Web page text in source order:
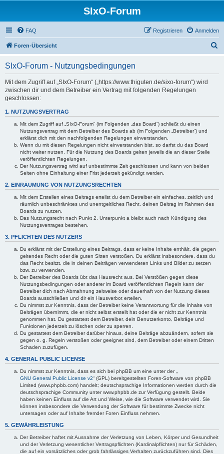
SIxO-Forum
FAQ Anmelden
Registrieren
Foren-Übersicht
SIxO-Forum - Nutzungsbedingungen
Mit dem Zugriff auf „SIxO-Forum“ („https://www.thiguten.de/sixo-forum“) wird
zwischen dir und dem Betreiber ein Vertrag mit folgenden Regelungen
geschlossen:
1. NUTZUNGSVERTRAG
Mit dem Zugriff auf „SIxO-Forum“ (im Folgenden „das Board“) schließt du einen
Nutzungsvertrag mit dem Betreiber des Boards ab (im Folgenden „Betreiber“) und
erklärst dich mit den nachfolgenden Regelungen einverstanden.
Wenn du mit diesen Regelungen nicht einverstanden bist, so darfst du das Board
nicht weiter nutzen. Für die Nutzung des Boards gelten jeweils die an dieser Stelle
veröffentlichten Regelungen.
Der Nutzungsvertrag wird auf unbestimmte Zeit geschlossen und kann von beiden
Seiten ohne Einhaltung einer Frist jederzeit gekündigt werden.
2. EINRÄUMUNG VON NUTZUNGSRECHTEN
Mit dem Erstellen eines Beitrags erteilst du dem Betreiber ein einfaches, zeitlich und
räumlich unbeschränktes und unentgeltliches Recht, deinen Beitrag im Rahmen des
Boards zu nutzen.
Das Nutzungsrecht nach Punkt 2, Unterpunkt a bleibt auch nach Kündigung des
Nutzungsvertrages bestehen.
3. PFLICHTEN DES NUTZERS
Du erklärst mit der Erstellung eines Beitrags, dass er keine Inhalte enthält, die gegen
geltendes Recht oder die guten Sitten verstoßen. Du erklärst insbesondere, dass du
das Recht besitzt, die in deinen Beiträgen verwendeten Links und Bilder zu setzen
bzw. zu verwenden.
Der Betreiber des Boards übt das Hausrecht aus. Bei Verstößen gegen diese
Nutzungsbedingungen oder anderer im Board veröffentlichten Regeln kann der
Betreiber dich nach Abmahnung zeitweise oder dauerhaft von der Nutzung dieses
Boards ausschließen und dir ein Hausverbot erteilen.
Du nimmst zur Kenntnis, dass der Betreiber keine Verantwortung für die Inhalte von
Beiträgen übernimmt, die er nicht selbst erstellt hat oder die er nicht zur Kenntnis
genommen hat. Du gestattest dem Betreiber, dein Benutzerkonto, Beiträge und
Funktionen jederzeit zu löschen oder zu sperren.
Du gestattest dem Betreiber darüber hinaus, deine Beiträge abzuändern, sofern sie
gegen o. g. Regeln verstoßen oder geeignet sind, dem Betreiber oder einem Dritten
Schaden zuzufügen.
4. GENERAL PUBLIC LICENSE
Du nimmst zur Kenntnis, dass es sich bei phpBB um eine unter der „
GNU General Public License v2“ (GPL) bereitgestellten Foren-Software von phpBB
Limited (www.phpbb.com) handelt; deutschsprachige Informationen werden durch die
deutschsprachige Community unter www.phpbb.de zur Verfügung gestellt. Beide
haben keinen Einfluss auf die Art und Weise, wie die Software verwendet wird. Sie
können insbesondere die Verwendung der Software für bestimmte Zwecke nicht
untersagen oder auf Inhalte fremder Foren Einfluss nehmen.
5. GEWÄHRLEISTUNG
Der Betreiber haftet mit Ausnahme der Verletzung von Leben, Körper und Gesundheit
und der Verletzung wesentlicher Vertragspflichten (Kardinalpflichten) nur für Schäden,
die auf ein vorsätzliches oder grob fahrlässiges Verhalten zurückzuführen sind. Dies